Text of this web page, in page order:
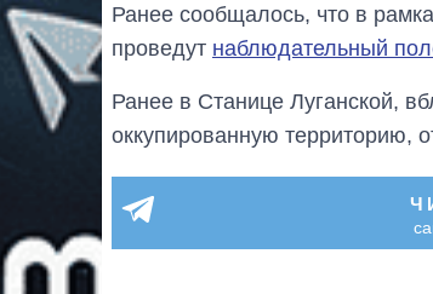
Ранее сообщалось, что в
проведут наблюдательный
Ранее в Станице Луганской,
оккупированную территорию,